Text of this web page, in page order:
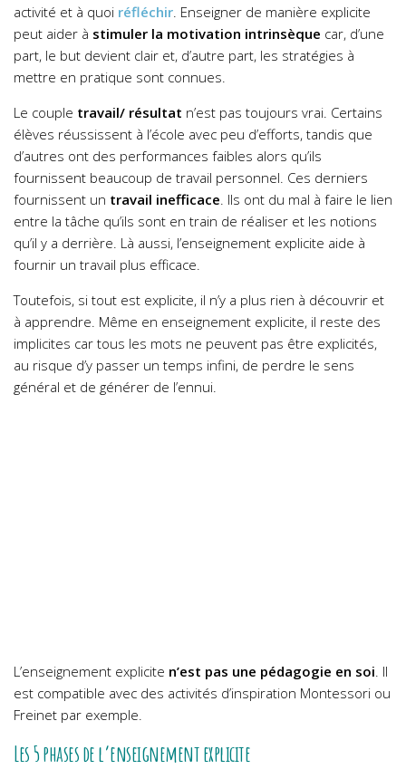
activité et à quoi réfléchir. Enseigner de manière explicite
peut aider à stimuler la motivation intrinsèque car, d’une
part, le but devient clair et, d’autre part, les stratégies à
mettre en pratique sont connues.
Le couple travail/ résultat n’est pas toujours vrai. Certains
élèves réussissent à l’école avec peu d’efforts, tandis que
d’autres ont des performances faibles alors qu’ils
fournissent beaucoup de travail personnel. Ces derniers
fournissent un travail inefficace. Ils ont du mal à faire le lien
entre la tâche qu’ils sont en train de réaliser et les notions
qu’il y a derrière. Là aussi, l’enseignement explicite aide à
fournir un travail plus efficace.
Toutefois, si tout est explicite, il n’y a plus rien à découvrir et
à apprendre. Même en enseignement explicite, il reste des
implicites car tous les mots ne peuvent pas être explicités,
au risque d’y passer un temps infini, de perdre le sens
général et de générer de l’ennui.
L’enseignement explicite n’est pas une pédagogie en soi. Il
est compatible avec des activités d’inspiration Montessori ou
Freinet par exemple.
Les 5 phases de l’enseignement explicite